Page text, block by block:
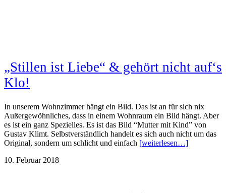
„Stillen ist Liebe“ & gehört nicht auf‘s
Klo!
In unserem Wohnzimmer hängt ein Bild. Das ist an für sich nix
Außergewöhnliches, dass in einem Wohnraum ein Bild hängt. Aber
es ist ein ganz Spezielles. Es ist das Bild “Mutter mit Kind” von
Gustav Klimt. Selbstverständlich handelt es sich auch nicht um das
Original, sondern um schlicht und einfach [weiterlesen…]
10. Februar 2018